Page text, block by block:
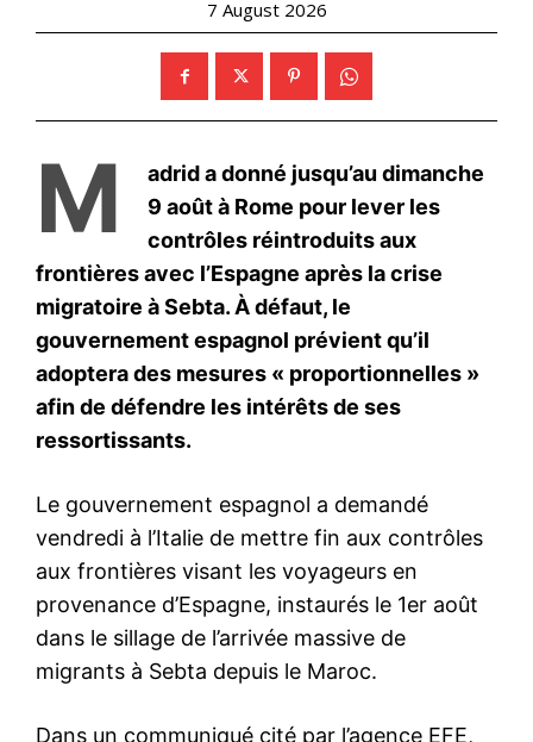
L’AFP raconte l’atmosphère
de fin de règne qui s’installe